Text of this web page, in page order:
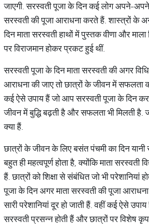
जाएगी. सरस्वती पूजा के दिन कई लोग अपने-
सरस्वती की पूजा आराधना करते हैं. शास्त्रों के
दिन माता सरस्वती हाथों में पुस्तक वीणा और
पर विराजमान होकर प्रकट हुई थीं.
सरस्वती पूजा के दिन माता सरस्वती की अगर
आराधना की जाए तो छात्रों के जीवन में सफलता
कई ऐसे उपाय हैं जो आप सरस्वती पूजा के दिन
जीवन में बुद्धि बढ़ती है और सफलता भी मिलती है.
क्या हैं.
छात्रों के जीवन के लिए बसंत पंचमी का दिन यानी
बहुत ही महत्वपूर्ण होता है, क्योंकि माता सरस्वती
हैं. छात्रों को शिक्षा से संबंधित जो भी परेशानियां
पूजा के दिन अगर माता सरस्वती की पूजा
सारी परेशानियां दूर हो जाती हैं. वहीं कई ऐसे
सरस्वती प्रसन्न होती हैं और छात्रों पर विशेष